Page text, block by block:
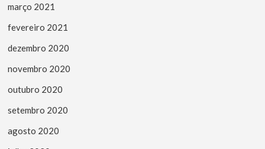
março 2021
fevereiro 2021
dezembro 2020
novembro 2020
outubro 2020
setembro 2020
agosto 2020